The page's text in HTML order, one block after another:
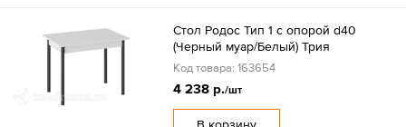
Стол Родос Тип 1 с опорой d40
(Черный муар/Белый) Трия
Код товара: 163654
4 238 р./шт